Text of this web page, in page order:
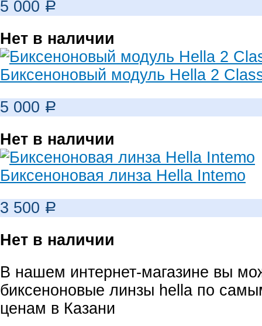
5 000 Р
Нет в наличии
Биксеноновый модуль Hella 2
5 000 Р
Нет в наличии
Биксеноновая линза Hella Intemo
3 500 Р
Нет в наличии
В нашем интернет-магазине вы
биксеноновые линзы hella по
ценам в Казани